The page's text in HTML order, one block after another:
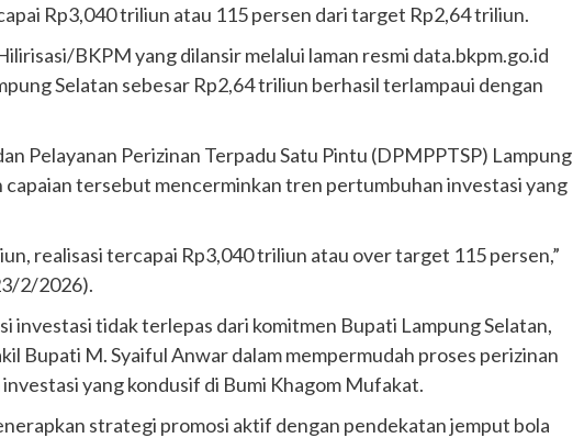
Rp3,040 triliun atau 115 persen dari target Rp2,64 triliun.
BKPM yang dilansir melalui laman resmi data.bkpm.go.id
Selatan sebesar Rp2,64 triliun berhasil terlampaui dengan
Pelayanan Perizinan Terpadu Satu Pintu (DPMPPTSP) Lampung
capaian tersebut mencerminkan tren pertumbuhan investasi yang
realisasi tercapai Rp3,040 triliun atau over target 115 persen,”
2/2026).
investasi tidak terlepas dari komitmen Bupati Lampung Selatan,
Bupati M. Syaiful Anwar dalam mempermudah proses perizinan
yang kondusif di Bumi Khagom Mufakat.
strategi promosi aktif dengan pendekatan jemput bola